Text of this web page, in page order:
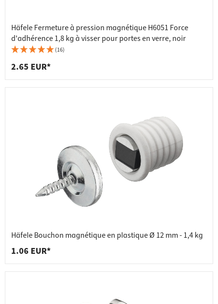
Häfele Fermeture à pression magnétique H6051 Force
d'adhérence 1,8 kg à visser pour portes en verre, noir
(16)
2.65 EUR*
Häfele Bouchon magnétique en plastique Ø 12 mm - 1,4 kg
1.06 EUR*